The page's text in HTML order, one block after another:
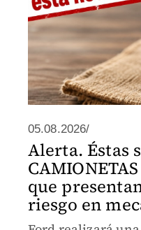
05.08.2026/
Alerta. Éstas
que
riesgo en